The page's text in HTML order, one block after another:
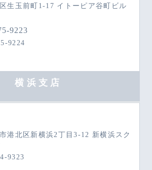
生玉前町1-17 イトーピア谷町ビル
9223
9224
横浜支店
港北区新横浜2丁目3-12 新横浜スク
9323